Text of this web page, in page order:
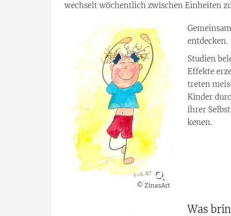
wechselt wöchentlich zwischen Einheiten
© ZinasArt
entdecken.
Studien
Effekte
treten
Kinder
ihrer
kenen.
Was